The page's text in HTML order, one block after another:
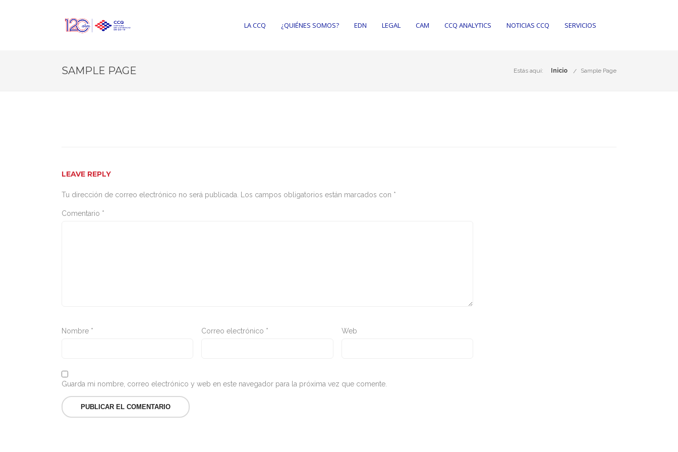
LA CCQ ¿QUIÉNES SOMOS? EDN LEGAL CAM CCQ ANALYTICS NOTICIAS CCQ SERVICIOS
SAMPLE PAGE Estás aquí: Inicio Sample Page
LEAVE REPLY
Tu dirección de correo electrónico no será publicada. Los campos obligatorios están marcados con *
Comentario *
Nombre * Correo electrónico * Web
Guarda mi nombre, correo electrónico y web en este navegador para la próxima vez que comente.